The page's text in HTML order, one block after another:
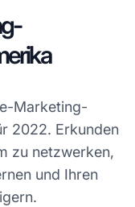
Marketing-
2022. Erkunden
zu netzwerken,
und Ihren